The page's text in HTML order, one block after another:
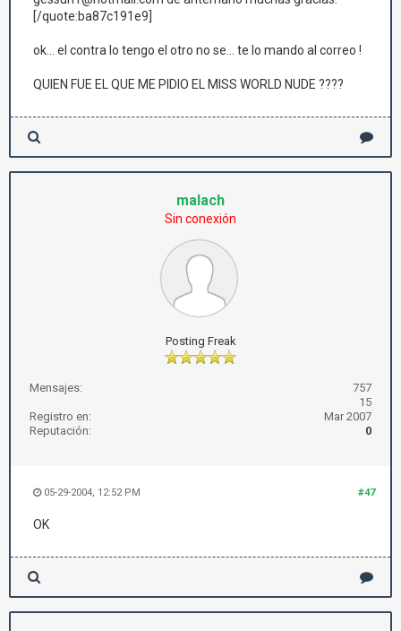
[/quote:ba87c191e9]
ok... el contra lo tengo el otro no se... te lo mando al correo !
QUIEN FUE EL QUE ME PIDIO EL MISS WORLD NUDE ????
malach
Sin conexión
Posting Freak
Mensajes:
757
15
Registro en:
Mar 2007
Reputación:
0
#47
05-29-2004, 12:52 PM
OK